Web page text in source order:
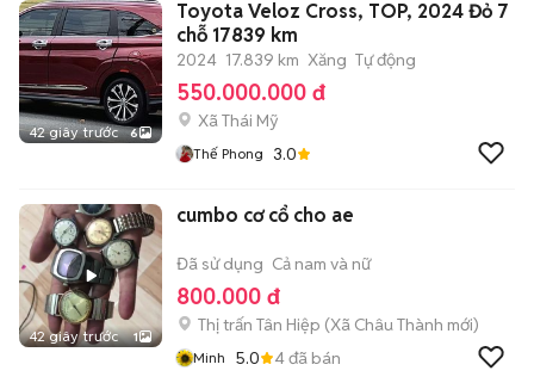
42 giây trước 6
Toyota Veloz Cross, TOP, 2024 Đỏ 7
chỗ 17839 km
2024 17.839 km Xăng Tự động
550.000.000 đ
Xã Thái Mỹ
Thế Phong 3.0
42 giây trước 1
cumbo cơ cổ cho ae
Đã sử dụng Cả nam và nữ
800.000 đ
Thị trấn Tân Hiệp (Xã Châu Thành mới)
Minh 5.0 4đã bán